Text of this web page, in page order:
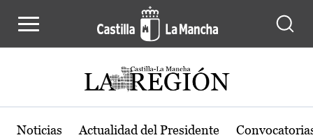
Actualidad de la región de Castilla-
Noticias Actualidad del Presidente